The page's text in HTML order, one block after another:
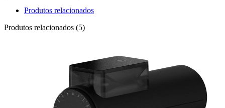
Produtos relacionados
Produtos relacionados (5)